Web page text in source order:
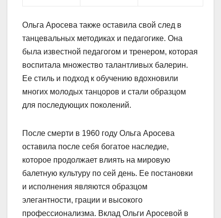
Ольга Аросева также оставила свой след в
танцевальных методиках и педагогике. Она
была известной педагогом и тренером, которая
воспитала множество талантливых балерин.
Ее стиль и подход к обучению вдохновили
многих молодых танцоров и стали образцом
для последующих поколений.
После смерти в 1960 году Ольга Аросева
оставила после себя богатое наследие,
которое продолжает влиять на мировую
балетную культуру по сей день. Ее постановки
и исполнения являются образцом
элегантности, грации и высокого
профессионализма. Вклад Ольги Аросевой в